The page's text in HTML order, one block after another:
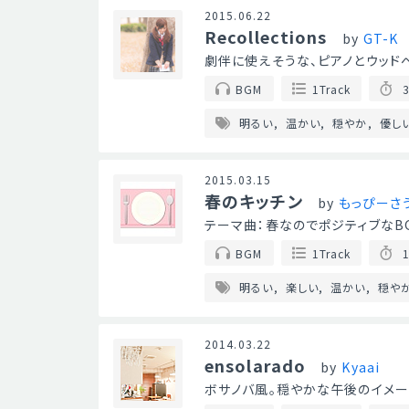
2015.06.22
Recollections by GT-K
劇伴に使えそうな、ピアノとウッ
BGM 1Track
明るい 温かい 穏やか 優し
2015.03.15
春のキッチン by もっぴーさ
テーマ曲：春なのでポジティブな
BGM 1Track
明るい 楽しい 温かい 穏や
2014.03.22
ensolarado by Kyaai
ボサノバ風。穏やかな午後のイメ